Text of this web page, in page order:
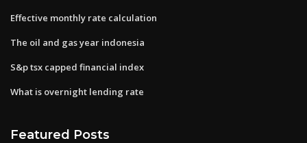
Effective monthly rate calculation
The oil and gas year indonesia
S&p tsx capped financial index
What is overnight lending rate
Featured Posts